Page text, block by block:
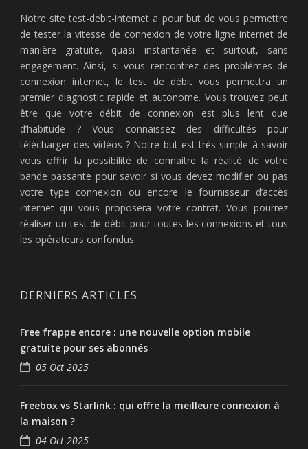
Notre site test-debit-internet a pour but de vous permettre
de tester la vitesse de connexion de votre ligne internet de
manière gratuite, quasi instantanée et surtout, sans
engagement. Ainsi, si vous rencontrez des problèmes de
connexion internet, le test de débit vous permettra un
premier diagnostic rapide et autonome. Vous trouvez peut
être que votre débit de connexion est plus lent que
d’habitude ? Vous connaissez des difficultés pour
télécharger des vidéos ? Notre but est très simple à savoir
vous offrir la possibilité de connaitre la réalité de votre
bande passante pour savoir si vous devez modifier ou pas
votre type connexion ou encore le fournisseur d’accès
internet qui vous proposera votre contrat. Vous pourrez
réaliser un test de débit pour toutes les connexions et tous
les opérateurs confondus.
DERNIERS ARTICLES
Free frappe encore : une nouvelle option mobile
gratuite pour ses abonnés
05 Oct 2025
Freebox vs Starlink : qui offre la meilleure connexion à
la maison ?
04 Oct 2025